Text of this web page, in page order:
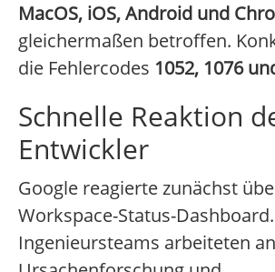
MacOS, iOS, Android und
gleichermaßen betroffen.
die Fehlercodes 1052, 1076
Schnelle Reaktion
Entwickler
Google reagierte zunächst
Workspace-Status-
Ingenieursteams arbeiteten